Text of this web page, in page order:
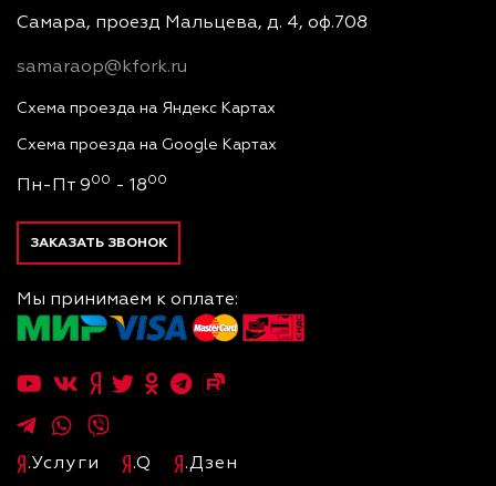
Самара, проезд Мальцева, д. 4, оф.708
samaraop@kfork.ru
Схема проезда на Яндекс Картах
Схема проезда на Google Картах
Пн-Пт 900 - 1800
ЗАКАЗАТЬ ЗВОНОК
Мы принимаем к оплате:
.Услуги .Q .Дзен